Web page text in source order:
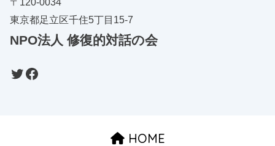
〒120-0034
東京都足立区千住5丁目15-7
NPO法人 修復的対話の会
HOME